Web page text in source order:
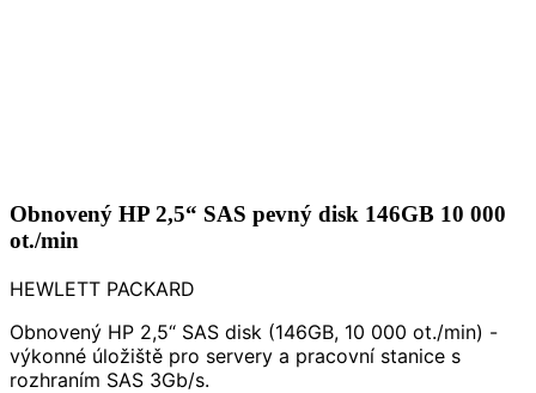
Obnovený HP 2,5“ SAS pevný disk 146GB 10 000
ot./min
HEWLETT PACKARD
Obnovený HP 2,5“ SAS disk (146GB, 10 000 ot./min) -
výkonné úložiště pro servery a pracovní stanice s
rozhraním SAS 3Gb/s.